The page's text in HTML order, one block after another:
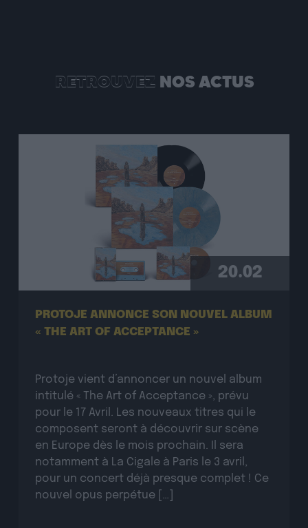
RETROUVEZ NOS ACTUS
20.02
PROTOJE ANNONCE SON NOUVEL ALBUM
« THE ART OF ACCEPTANCE »
Protoje vient d’annoncer un nouvel album
intitulé « The Art of Acceptance », prévu
pour le 17 Avril. Les nouveaux titres qui le
composent seront à découvrir sur scène
en Europe dès le mois prochain. Il sera
notamment à La Cigale à Paris le 3 avril,
pour un concert déjà presque complet ! Ce
nouvel opus perpétue […]